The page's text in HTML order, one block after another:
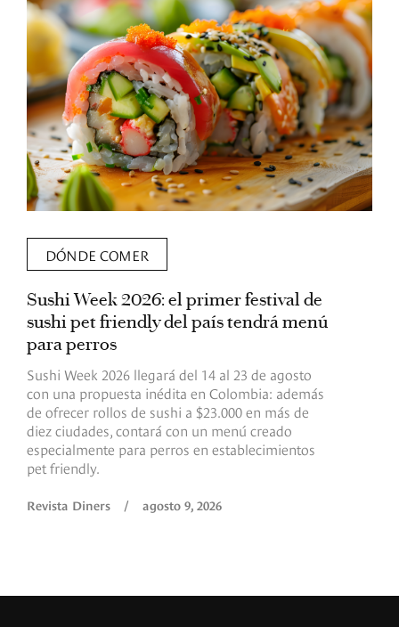
DÓNDE COMER
Sushi Week 2026: el primer festival de
sushi pet friendly del país tendrá menú
para perros
Sushi Week 2026 llegará del 14 al 23 de agosto
con una propuesta inédita en Colombia: además
de ofrecer rollos de sushi a $23.000 en más de
diez ciudades, contará con un menú creado
especialmente para perros en establecimientos
pet friendly.
Revista Diners / agosto 9, 2026